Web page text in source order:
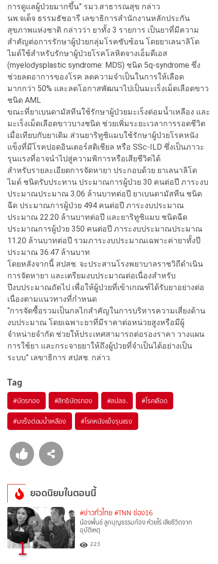
การดูแลผู้ป่วยมากขึ้น” รมว.สาธารณสุข กล่าว
นพ.จเด็จ ธรรมธัชอารี เลขาธิการสำนักงานหลักประกัน
สุขภาพแห่งชาติ กล่าวว่า ยาทั้ง 3 รายการ เป็นยาที่มีความ
สำคัญต่อการรักษาผู้ป่วยกลุ่มโรคซับซ้อน โดยยาเลนาลิโด
ไมด์ใช้สำหรับรักษาผู้ป่วยโรคโลหิตจางเอ็มดีเอส
(myelodysplastic syndrome: MDS) ชนิด 5q-syndrome ซึ่ง
ช่วยลดอาการของโรค ลดความจำเป็นในการให้เลือด
มากกว่า 50% และลดโอกาสพัฒนาไปเป็นมะเร็งเม็ดเลือดขาว
ชนิด AML
ขณะที่ยาเบนดามัสทีนใช้รักษาผู้ป่วยมะเร็งต่อมน้ำเหลือง และ
มะเร็งเม็ดเลือดขาวบางชนิด ช่วยเพิ่มระยะเวลาการรอดชีวิต
เมื่อเทียบกับยาเดิม ส่วนยาริทูซิแมบใช้รักษาผู้ป่วยโรคหนัง
แข็งที่มีโรคปอดอินเตอร์สติเชียล หรือ SSc-ILD ซึ่งเป็นภาวะ
รุนแรงที่อาจนำไปสู่ความพิการหรือเสียชีวิตได้
สำหรับรายละเอียดการจัดหายา ประกอบด้วย ยาเลนาลิโด
ไมด์ ชนิดรับประทาน ประมาณการผู้ป่วย 30 คนต่อปี ภาระงบ
ประมาณประมาณ 3.06 ล้านบาทต่อปี ยาเบนดามัสทีน ชนิด
ฉีด ประมาณการผู้ป่วย 494 คนต่อปี ภาระงบประมาณ
ประมาณ 22.20 ล้านบาทต่อปี และยาริทูซิแมบ ชนิดฉีด
ประมาณการผู้ป่วย 350 คนต่อปี ภาระงบประมาณประมาณ
11.20 ล้านบาทต่อปี รวมภาระงบประมาณเฉพาะค่ายาทั้งปี
ประมาณ 36.47 ล้านบาท
โดยหลังจากนี้ สปสช. จะประสานโรงพยาบาลราชวิถีดำเนิน
การจัดหายา และเตรียมงบประมาณต่อเนื่องสำหรับ
ปีงบประมาณถัดไป เพื่อให้ผู้ป่วยที่เข้าเกณฑ์ได้รับยาอย่างต่อ
เนื่องตามแนวทางที่กำหนด
“การจัดซื้อรวมเป็นกลไกสำคัญในการบริหารความเสี่ยงด้าน
งบประมาณ โดยเฉพาะยาที่มีราคาต่อหน่วยสูงหรือมีผู้
จำหน่ายจำกัด ช่วยให้ประเทศสามารถต่อรองราคา วางแผน
การใช้ยา และกระจายยาให้ถึงผู้ป่วยที่จำเป็นได้อย่างเป็น
ระบบ” เลขาธิการ สปสช. กล่าว.
Tag
#บัตรทอง #สิทธิบัตรทอง #สปสช. #โรคเลือด
#มะเร็งต่อมน้ำเหลือง #โรคหนังแข็งรุนแรง
ยอดนิยมในตอนนี้
1
#ข่าวทั่วไทย #TNN ช่อง16
น้องพั้นช์ ลูกบุญธรรมก้อง ห้วยไร่ เสียชีวิตจาก
อุบัติเหตุ
223